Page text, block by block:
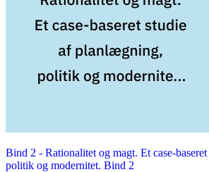
Bind 2 - Rationalitet og magt. Et case-
politik og modernitet. Bind 2